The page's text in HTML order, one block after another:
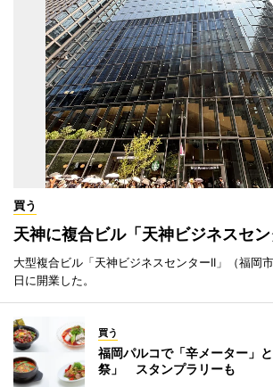
買う
天神に複合ビル「天神ビジネスセ
大型複合ビル「天神ビジネスセンターII」（福岡
日に開業した。
買う
福岡パルコで「辛メーター」
祭」 スタンプラリーも